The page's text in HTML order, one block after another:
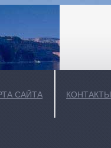
САЙТА КОНТАКТЫ